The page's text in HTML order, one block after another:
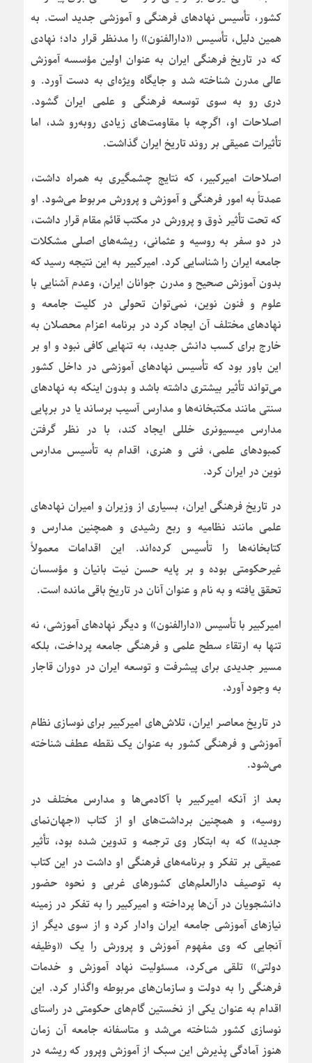
کشور، تأسیس نهادهای فرهنگی و آموزشی جدید است. به
همین دلیل، تأسیس «دارالفنون» را مدنظر قرار داد؛ نهادی
که در تاریخ فرهنگی ایران به عنوان اولین مؤسسه آموزش
عالی مدرن شناخته شد و جایگاه ویژه‌ای به دست آورد. و
دری رو به سوی توسعه فرهنگی و علمی ایران گشود.
اصلاحات او، اگرچه با مقاومت‌های زیادی روبه‌رو شد، اما
تأثیرات عمیقی بر روند تاریخ ایران گذاشت.
اصلاحات امیرکبیر، که نتایج چشمگیری به همراه داشت،
عمدتاً به امور فرهنگی و آموزش و پرورش مربوط می‌شود. او
که تحت تأثیر ذوق و پرورش در مکتب قائم مقام قرار داشت،
در دو سفر به روسیه و عثمانی، ریشه‌های اصلی مشکلات
جامعه ایران را شناسایی کرد. امیرکبیر به این نتیجه رسید که
بدون آموزش صحیح و مدرن جوانان ایران، وعدم آشنایی با
علوم و فنون نوین، نمی‌توان تحولی در کلیت جامعه و
نهادهای مختلف آن ایجاد کرد در برنامه اعزام محصلان به
خارج برای کسب دانش جدید، به تنهایی کافی نبود و او بر
این باور بود که تأسیس نهادهای آموزشی در داخل کشور
می‌تواند تأثیر بیشتری داشته باشد و بدون اینکه به نهادهای
سنتی مانند مکتبخانه‌ها و مدارس آسیب برساند یا در برپایی
مدارس میسیونری خللی ایجاد کند، با در نظر گرفتن
کمبودهای علمی، فنی و هنری، اقدام به تأسیس مدارس
نوین در ایران کرد.
در تاریخ فرهنگی ایران، بسیاری از وزیران و امیران نهادهای
علمی مانند نظامیه و ربع رشیدی و همچنین مدارس و
کتابخانه‌ها را تأسیس کرده‌اند. این اقدامات معمولاً
غیرحکومتی بوده و بر پایه حسن نیت بانیان و مؤسسان
تحقق یافته و به نام و عنوان آنان در تاریخ باقی مانده است.
امیرکبیر با تأسیس «دارالفنون» و دیگر نهادهای آموزشی، نه
تنها به ارتقاء سطح علمی و فرهنگی جامعه پرداخت، بلکه
مسیر جدیدی برای پیشرفت و توسعه ایران در دوران قاجار
به وجود آورد.
در تاریخ معاصر ایران، تلاش‌های امیرکبیر برای نوسازی نظام
آموزشی و فرهنگی کشور به عنوان یک نقطه عطف شناخته
می‌شود.
بعد از آنکه امیرکبیر با آکادمی‌ها و مدارس مختلف در
روسیه، و همچنین برداشت‌های او از کتاب «جهان‌نمای
جدید» که به ابتکار وی ترجمه و تدوین شده بود، تأثیر
عمیقی بر تفکر و برنامه‌های فرهنگی او داشت در این کتاب
به توصیف دارالعلم‌های کشورهای غربی و نحوه حضور
دانشجویان در آن‌ها پرداخته و امیرکبیر را به تفکر در زمینه
نیازهای آموزشی جامعه ایران وادار کرد و از سوی دیگر از
آنجایی که وی مفهوم آموزش و پرورش را یک «وظیفه
دولتی» تلقی می‌کرد، مسئولیت نهاد آموزش و خدمات
فرهنگی را به دولت و سازمان‌های مربوطه واگذار کرد. این
اقدام به عنوان یکی از نخستین گام‌های حکومتی در راستای
نوسازی کشور شناخته می‌شد و متاسفانه جامعه آن زمان
هنوز آمادگی پذیرش این سبک از آموزش وپرور که ریشه در